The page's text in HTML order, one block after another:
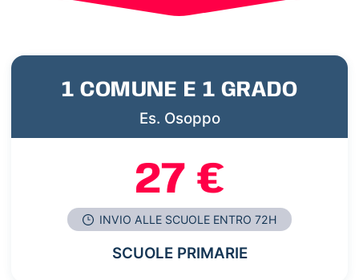
1 COMUNE E 1 GRADO
Es. Osoppo
27 €
INVIO ALLE SCUOLE ENTRO 72H
SCUOLE PRIMARIE